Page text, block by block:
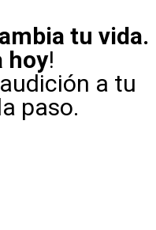
tu vida.
hoy!
a tu
paso.